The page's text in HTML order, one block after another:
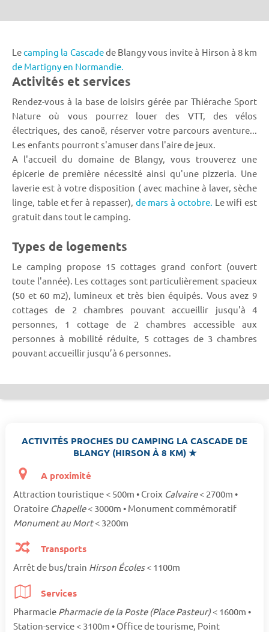
Lecamping la Cascadede Blangy vous invite à Hirson à 8 km
de Martigny en Normandie.
Activités et services
Rendez-vous à la base de loisirs gérée par Thiérache Sport
Nature où vous pourrez louer des VTT, des vélos
électriques, des canoë, réserver votre parcours aventure...
Les enfants pourront s'amuser dans l'aire de jeux.
A l'accueil du domaine de Blangy, vous trouverez une
épicerie de première nécessité ainsi qu'une pizzeria. Une
laverie est à votre disposition ( avec machine à laver, sèche
linge, table et fer à repasser), de mars à octobre. Le wifi est
gratuit dans tout le camping.
Types de logements
Le camping propose 15 cottages grand confort (ouvert
toute l'année). Les cottages sont particulièrement spacieux
(50 et 60 m2), lumineux et très bien équipés. Vous avez 9
cottages de 2 chambres pouvant accueillir jusqu'à 4
personnes, 1 cottage de 2 chambres accessible aux
personnes à mobilité réduite, 5 cottages de 3 chambres
pouvant accueillir jusqu’à 6 personnes.
ACTIVITÉS PROCHES DU CAMPING LA CASCADE DE
BLANGY (HIRSON À 8 KM) ★
A proximité
Attraction touristique < 500m • Croix Calvaire< 2700m •
Oratoire Chapelle< 3000m • Monument commémoratif
Monument au Mort< 3200m
Transports
Arrêt de bus/train Hirson Écoles< 1100m
Services
Pharmacie Pharmacie de la Poste (Place Pasteur) < 1600m •
Station-service < 3100m • Office de tourisme, Point